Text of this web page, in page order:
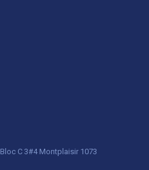
C 3#4 Montplaisir 1073